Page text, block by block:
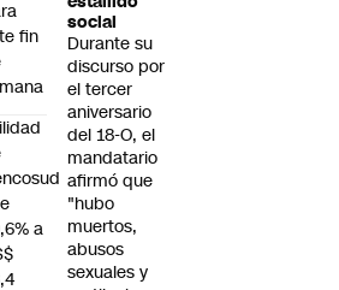
social
Durante su
discurso por
el tercer
aniversario
del 18-O, el
mandatario
afirmó que
"hubo
muertos,
abusos
sexuales y
fin
a